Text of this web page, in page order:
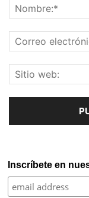
Inscríbete en